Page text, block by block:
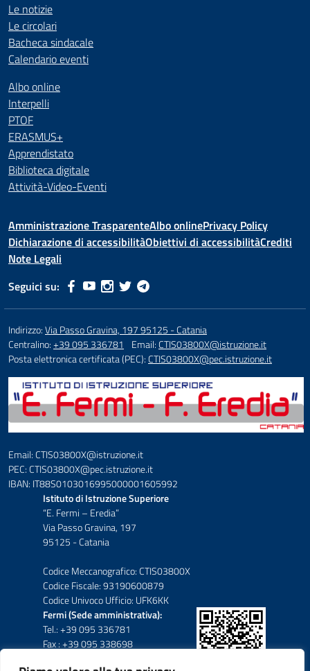
Le notizie
Le circolari
Bacheca sindacale
Calendario eventi
Albo online
Interpelli
PTOF
ERASMUS+
Apprendistato
Biblioteca digitale
Attività-Video-Eventi
Amministrazione TrasparenteAlbo onlinePrivacy Policy
Dichiarazione di accessibilitàObiettivi di accessibilitàCrediti
Note Legali
Seguici su:
Indirizzo:Via Passo Gravina, 197 95125 - Catania
Centralino:+39 095 336781 Email:CTIS03800X@istruzione.it
Posta elettronica certificata (PEC):CTIS03800X@pec.istruzione.it
Email: CTIS03800X@istruzione.it
PEC: CTIS03800X@pec.istruzione.it
IBAN: IT88S0103016995000001605992
Istituto di Istruzione Superiore
“E. Fermi – Eredia”
Via Passo Gravina, 197
95125 - Catania
Codice Meccanografico: CTIS03800X
Codice Fiscale: 93190600879
Codice Univoco Ufficio: UFK6KK
Fermi (Sede amministrativa):
Tel.: +39 095 336781
Fax : +39 095 338698